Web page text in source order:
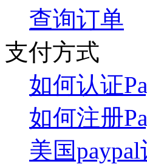
查询订单
支付方式
如何认证
如何注册
美国